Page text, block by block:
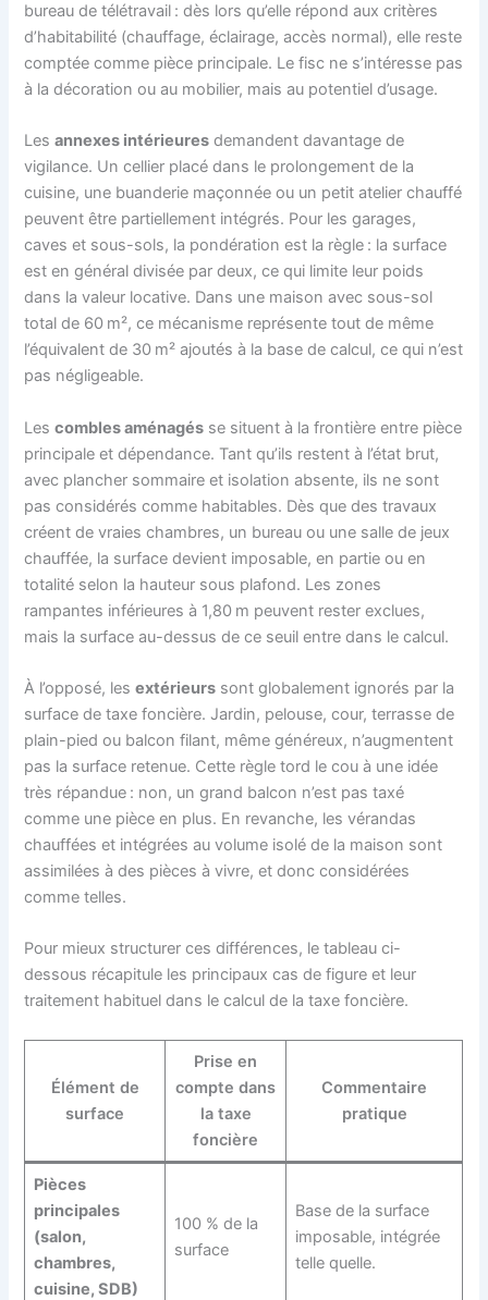
bureau de télétravail : dès lors qu’elle répond aux critères
d’habitabilité (chauffage, éclairage, accès normal), elle reste
comptée comme pièce principale. Le fisc ne s’intéresse pas
à la décoration ou au mobilier, mais au potentiel d’usage.
Lesannexes intérieures demandent davantage de
vigilance. Un cellier placé dans le prolongement de la
cuisine, une buanderie maçonnée ou un petit atelier chauffé
peuvent être partiellement intégrés. Pour les garages,
caves et sous-sols, la pondération est la règle : la surface
est en général divisée par deux, ce qui limite leur poids
dans la valeur locative. Dans une maison avec sous-sol
total de 60 m², ce mécanisme représente tout de même
l’équivalent de 30 m² ajoutés à la base de calcul, ce qui n’est
pas négligeable.
Lescombles aménagés se situent à la frontière entre pièce
principale et dépendance. Tant qu’ils restent à l’état brut,
avec plancher sommaire et isolation absente, ils ne sont
pas considérés comme habitables. Dès que des travaux
créent de vraies chambres, un bureau ou une salle de jeux
chauffée, la surface devient imposable, en partie ou en
totalité selon la hauteur sous plafond. Les zones
rampantes inférieures à 1,80 m peuvent rester exclues,
mais la surface au-dessus de ce seuil entre dans le calcul.
À l’opposé, lesextérieurs sont globalement ignorés par la
surface de taxe foncière. Jardin, pelouse, cour, terrasse de
plain-pied ou balcon filant, même généreux, n’augmentent
pas la surface retenue. Cette règle tord le cou à une idée
très répandue : non, un grand balcon n’est pas taxé
comme une pièce en plus. En revanche, les vérandas
chauffées et intégrées au volume isolé de la maison sont
assimilées à des pièces à vivre, et donc considérées
comme telles.
Pour mieux structurer ces différences, le tableau ci-
dessous récapitule les principaux cas de figure et leur
traitement habituel dans le calcul de la taxe foncière.
Élément de
surface
Prise en
compte dans
la taxe
foncière
Commentaire
pratique
Pièces
principales
(salon,
chambres,
cuisine, SDB)
100 % de la
surface
Base de la surface
imposable, intégrée
telle quelle.